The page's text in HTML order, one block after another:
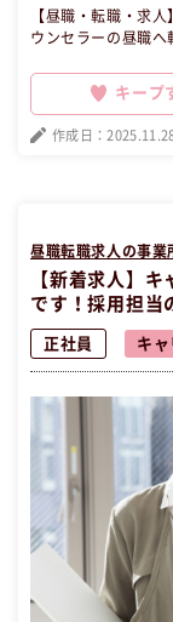
【昼職・転職・求
ウンセラーの昼職へ
キープ
作成日：
昼職転職求人の事
【新着求人】
です！採用担当
正社員 キ